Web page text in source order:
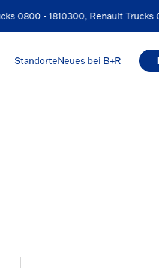
0800 - 1810300, Renault Trucks
StandorteNeues bei B+R